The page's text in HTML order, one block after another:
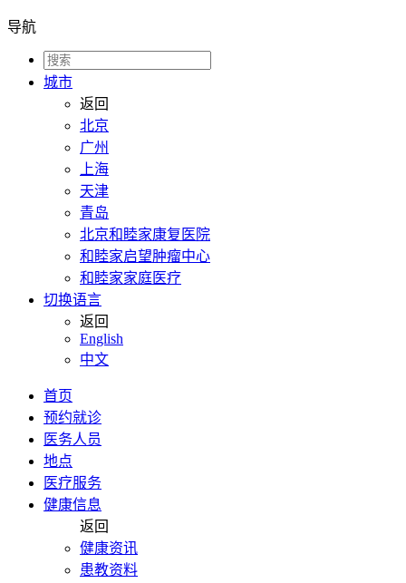
导航
城市
返回
北京
广州
上海
天津
青岛
北京和睦家康复医院
和睦家启望肿瘤中心
和睦家家庭医疗
切换语言
返回
English
中文
首页
预约就诊
医务人员
地点
医疗服务
健康信息
返回
健康资讯
患教资料